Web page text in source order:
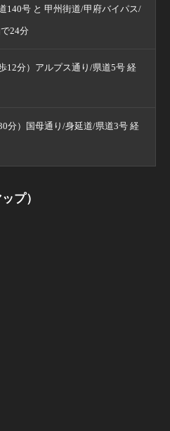
140号 と 甲州街道/甲府バイパス/
24分
12分）アルプス通り/県道5号 経
分）国母通り/身延道/県道3号 経
プ）